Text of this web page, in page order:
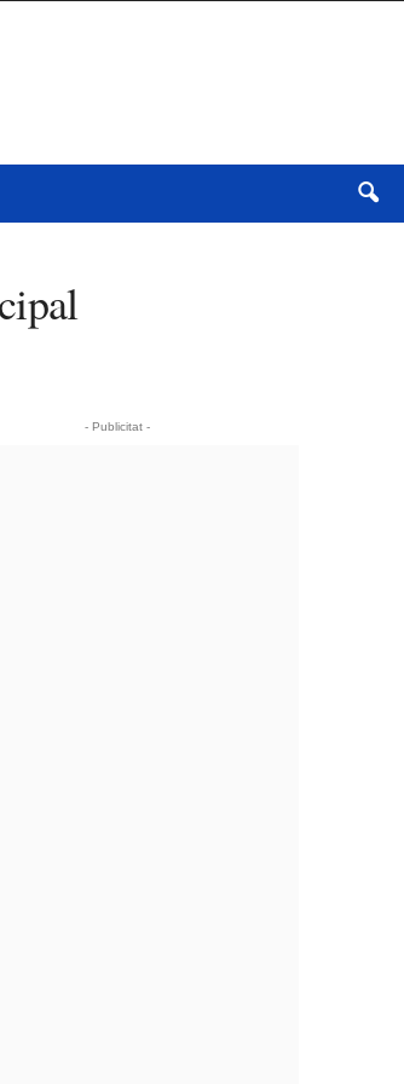
- Publicitat -